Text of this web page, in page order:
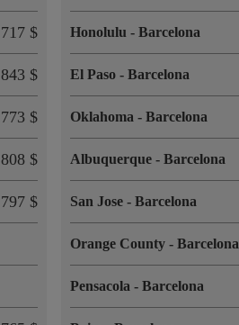
717 $
843 $
773 $
808 $
797 $
Honolulu-Barcelona
El Paso-Barcelona
Oklahoma-Barcelona
Albuquerque-Barcelona
San Jose-Barcelona
Orange County-Barcelona
Pensacola-Barcelona